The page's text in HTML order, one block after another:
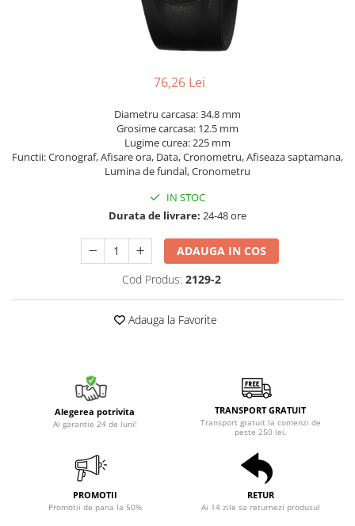
76,26 Lei
Diametru carcasa: 34.8 mm
Grosime carcasa: 12.5 mm
Lugime curea: 225 mm
Functii: Cronograf, Afisare ora, Data, Cronometru, Afiseaza saptamana,
Lumina de fundal, Cronometru
IN STOC
Durata de livrare: 24-48 ore
ADAUGA IN COS
Cod Produs: 2129-2
Adauga la Favorite
Alegerea potrivita
Ai garantie 24 de luni!
TRANSPORT GRATUIT
Transport gratuit la comenzi de
peste 250 lei.
PROMOTII
Promotii de pana la 50%
RETUR
Ai 14 zile sa returnezi produsul